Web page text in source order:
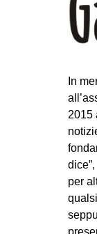
In
2015
per